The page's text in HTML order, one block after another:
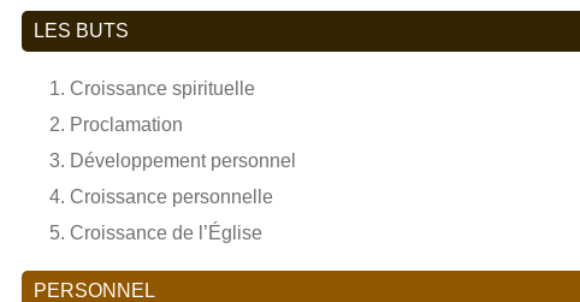
LES BUTS
Croissance spirituelle
Proclamation
Développement personnel
Croissance personnelle
Croissance de l’Église
PERSONNEL